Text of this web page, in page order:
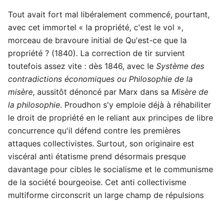
Tout avait fort mal libéralement commencé, pourtant,
avec cet immortel « la propriété, c'est le vol »,
morceau de bravoure initial de Qu'est-ce que la
propriété ? (1840). La correction de tir survient
toutefois assez vite : dès 1846, avec le Système des
contradictions économiques ou Philosophie de la
misère, aussitôt dénoncé par Marx dans sa Misère de
la philosophie. Proudhon s'y emploie déjà à réhabiliter
le droit de propriété en le reliant aux principes de libre
concurrence qu'il défend contre les premières
attaques collectivistes. Surtout, son originaire est
viscéral anti étatisme prend désormais presque
davantage pour cibles le socialisme et le communisme
de la société bourgeoise. Cet anti collectivisme
multiforme circonscrit un large champ de répulsions